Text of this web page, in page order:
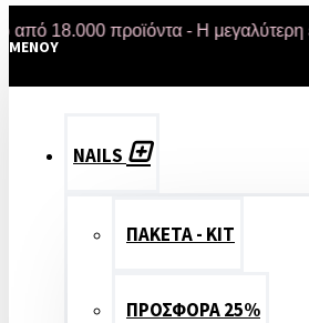
προϊόντα - Η μεγαλύτερη
MENOY
NAILS
ΠΑΚΕΤΑ - ΚΙΤ
ΠΡΟΣΦΟΡΑ 25%